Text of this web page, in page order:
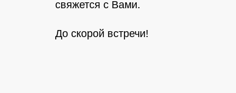
свяжется с Вами.
До скорой встречи!